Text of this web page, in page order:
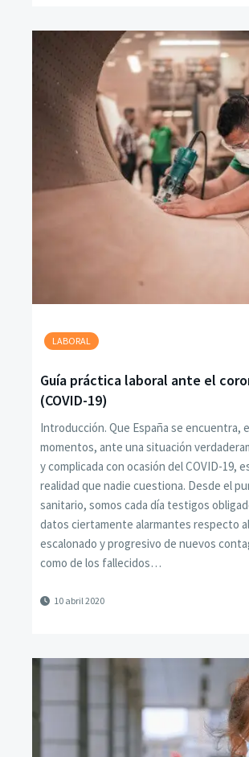
LABORAL
Guía práctica laboral ante el
(COVID-19)
Introducción. Que España se encuentra,
momentos, ante una situación
y complicada con ocasión del COVID-19,
realidad que nadie cuestiona. Desde el
sanitario, somos cada día testigos
datos ciertamente alarmantes respecto
escalonado y progresivo de nuevos
como de los fallecidos…
10 abril 2020